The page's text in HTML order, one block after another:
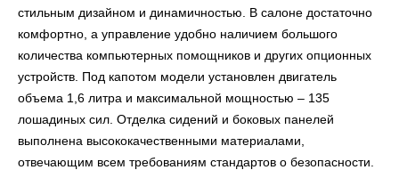
стильным дизайном и динамичностью. В салоне достаточно
комфортно, а управление удобно наличием большого
количества компьютерных помощников и других опционных
устройств. Под капотом модели установлен двигатель
объема 1,6 литра и максимальной мощностью – 135
лошадиных сил. Отделка сидений и боковых панелей
выполнена высококачественными материалами,
отвечающим всем требованиям стандартов о безопасности.